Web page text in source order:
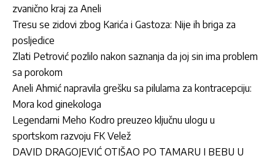
zvanično kraj za Aneli
Tresu se zidovi zbog Karića i Gastoza: Nije ih briga za
posljedice
Zlati Petrović pozlilo nakon saznanja da joj sin ima problem
sa porokom
Aneli Ahmić napravila grešku sa pilulama za kontracepciju:
Mora kod ginekologa
Legendarni Meho Kodro preuzeo ključnu ulogu u
sportskom razvoju FK Velež
DAVID DRAGOJEVIĆ OTIŠAO PO TAMARU I BEBU U